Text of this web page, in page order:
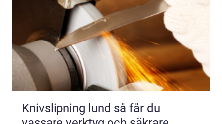
Knivslipning lund så får du